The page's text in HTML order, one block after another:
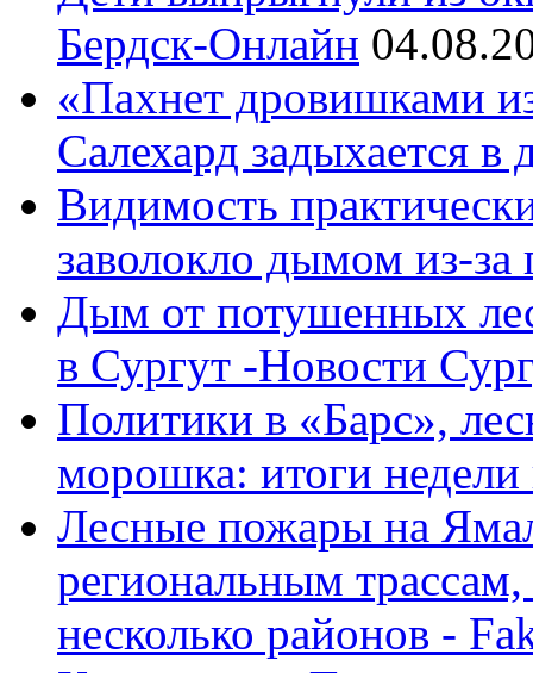
Бердск-Онлайн
«Пахнет дровишками
Салехард задыхается
Видимость
заволокло дымом из-
Дым от потушенных
в Сургут -Новости
Политики в «Барс»,
морошка: итоги
Лесные пожары на
региональным
несколько районов -